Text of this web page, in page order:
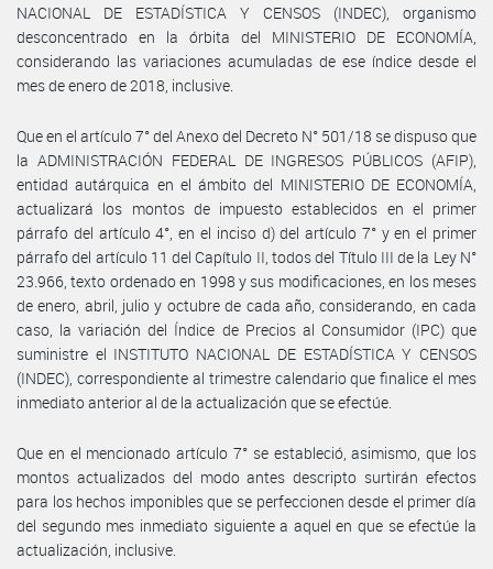
NACIONAL DE ESTADÍSTICA Y CENSOS (INDEC), organismo
desconcentrado en la órbita del MINISTERIO DE ECONOMÍA,
considerando las variaciones acumuladas de ese índice desde el
mes de enero de 2018, inclusive.
Que en el artículo 7° del Anexo del Decreto N° 501/18 se dispuso que
la ADMINISTRACIÓN FEDERAL DE INGRESOS PÚBLICOS (AFIP),
entidad autárquica en el ámbito del MINISTERIO DE ECONOMÍA,
actualizará los montos de impuesto establecidos en el primer
párrafo del artículo 4°, en el inciso d) del artículo 7° y en el primer
párrafo del artículo 11 del Capítulo II, todos del Título III de la Ley N°
23.966, texto ordenado en 1998 y sus modificaciones, en los meses
de enero, abril, julio y octubre de cada año, considerando, en cada
caso, la variación del Índice de Precios al Consumidor (IPC) que
suministre el INSTITUTO NACIONAL DE ESTADÍSTICA Y CENSOS
(INDEC), correspondiente al trimestre calendario que finalice el mes
inmediato anterior al de la actualización que se efectúe.
Que en el mencionado artículo 7° se estableció, asimismo, que los
montos actualizados del modo antes descripto surtirán efectos
para los hechos imponibles que se perfeccionen desde el primer día
del segundo mes inmediato siguiente a aquel en que se efectúe la
actualización, inclusive.